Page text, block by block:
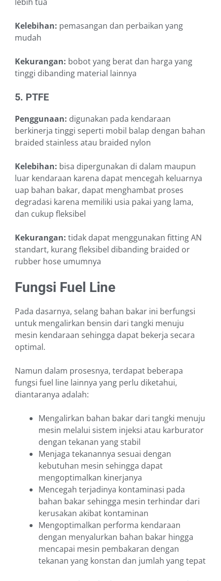
Kelebihan: pemasangan dan perbaikan yang
mudah
Kekurangan: bobot yang berat dan harga yang
tinggi dibanding material lainnya
5. PTFE
Penggunaan: digunakan pada kendaraan
berkinerja tinggi seperti mobil balap dengan bahan
braided stainless atau braided nylon
Kelebihan: bisa dipergunakan di dalam maupun
luar kendaraan karena dapat mencegah keluarnya
uap bahan bakar, dapat menghambat proses
degradasi karena memiliki usia pakai yang lama,
dan cukup fleksibel
Kekurangan: tidak dapat menggunakan fitting AN
standart, kurang fleksibel dibanding braided or
rubber hose umumnya
Fungsi Fuel Line
Pada dasarnya, selang bahan bakar ini berfungsi
untuk mengalirkan bensin dari tangki menuju
mesin kendaraan sehingga dapat bekerja secara
optimal.
Namun dalam prosesnya, terdapat beberapa
fungsi fuel line lainnya yang perlu diketahui,
diantaranya adalah:
Mengalirkan bahan bakar dari tangki menuju
mesin melalui sistem injeksi atau karburator
dengan tekanan yang stabil
Menjaga tekanannya sesuai dengan
kebutuhan mesin sehingga dapat
mengoptimalkan kinerjanya
Mencegah terjadinya kontaminasi pada
bahan bakar sehingga mesin terhindar dari
kerusakan akibat kontaminan
Mengoptimalkan performa kendaraan
dengan menyalurkan bahan bakar hingga
mencapai mesin pembakaran dengan
tekanan yang konstan dan jumlah yang tepat